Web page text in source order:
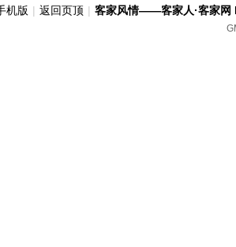
机版 | 返回页顶 | 客家风情——客家人·客家